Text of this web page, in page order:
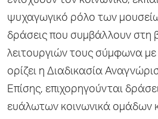
ψυχαγωγικό ρόλο των
δράσεις που συμβάλλουν στη
λειτουργιών τους σύμφωνα με
ορίζει η Διαδικασία
Επίσης, επιχορηγούνται
ευάλωτων κοινωνικά ομάδων